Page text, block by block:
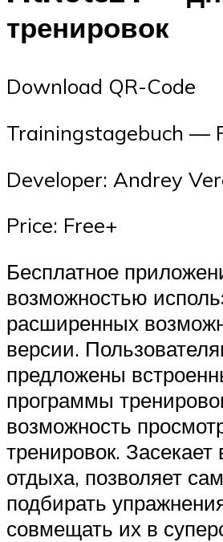
тренировок
Download QR-Code
‎Trainingstagebuch —
Developer: Andrey
Price: Free+
Бесплатное
возможностью
расширенных
версии.
предложены
программы
возможность
тренировок. Засекает
отдыха, позволяет
подбирать
совмещать их в